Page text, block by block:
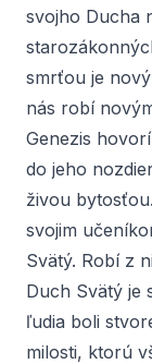
svojho Ducha
smrťou je
nás robí
Genezis
do jeho
živou
svojim
Svätý. Robí z
Duch Svätý je
ľudia boli
milosti, ktorú